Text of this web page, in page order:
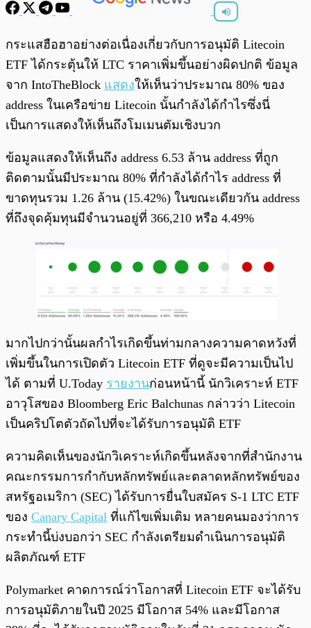
พร้อมเล่น 0:00
กระแสฮือฮาอย่างต่อเนื่องเกี่ยวกับการอนุมัติ Litecoin
ETF ได้กระตุ้นให้ LTC ราคาเพิ่มขึ้นอย่างผิดปกติ ข้อมูล
จาก IntoTheBlock แสดงให้เห็นว่าประมาณ 80% ของ
address ในเครือข่าย Litecoin นั้นกำลังได้กำไรซึ่งนี่
เป็นการแสดงให้เห็นถึงโมเมนตัมเชิงบวก
ข้อมูลแสดงให้เห็นถึง address 6.53 ล้าน address ที่ถูก
ติดตามนั้นมีประมาณ 80% ที่กำลังได้กำไร address ที่
ขาดทุนรวม 1.26 ล้าน (15.42%) ในขณะเดียวกัน address
ที่ถึงจุดคุ้มทุนมีจำนวนอยู่ที่ 366,210 หรือ 4.49%
มากไปกว่านั้นผลกำไรเกิดขึ้นท่ามกลางความคาดหวังที่
เพิ่มขึ้นในการเปิดตัว Litecoin ETF ที่ดูจะมีความเป็นไป
ได้ ตามที่ U.Today รายงานก่อนหน้านี้ นักวิเคราะห์ ETF
อาวุโสของ Bloomberg Eric Balchunas กล่าวว่า Litecoin
เป็นคริปโตตัวถัดไปที่จะได้รับการอนุมัติ ETF
ความคิดเห็นของนักวิเคราะห์เกิดขึ้นหลังจากที่สำนักงาน
คณะกรรมการกำกับหลักทรัพย์และตลาดหลักทรัพย์ของ
สหรัฐอเมริกา (SEC) ได้รับการยื่นใบสมัคร S-1 LTC ETF
ของ Canary Capital ที่แก้ไขเพิ่มเติม หลายคนมองว่าการ
กระทำนี้บ่งบอกว่า SEC กำลังเตรียมดำเนินการอนุมัติ
ผลิตภัณฑ์ ETF
Polymarket คาดการณ์ว่าโอกาสที่ Litecoin ETF จะได้รับ
การอนุมัติภายในปี 2025 มีโอกาส 54% และมีโอกาส